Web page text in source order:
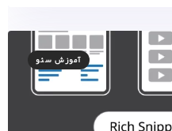
آموزش سئو